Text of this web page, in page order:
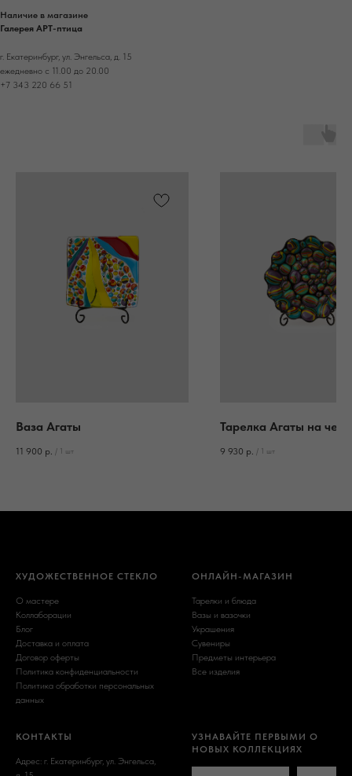
Наличие в магазине
Галерея АРТ-птица
г. Екатеринбург, ул. Энгельса, д. 15
ежедневно с 11.00 до 20.00
+7 343 220 66 51
Ваза Агаты
11 900 р. / 1 шт
Тарелка Агаты на
9 930 р. / 1 шт
ХУДОЖЕСТВЕННОЕ СТЕКЛО
О мастере
Коллаборации
Блог
Доставка и оплата
Договор оферты
Политика конфиденциальности
Политика обработки персональных
данных
ОНЛАЙН-МАГАЗИН
Тарелки и блюда
Вазы и вазочки
Украшения
Сувениры
Предметы интерьера
Все изделия
КОНТАКТЫ
Адрес: г. Екатеринбург, ул. Энгельса,
УЗНАВАЙТЕ ПЕРВЫМИ О
НОВЫХ КОЛЛЕКЦИЯХ